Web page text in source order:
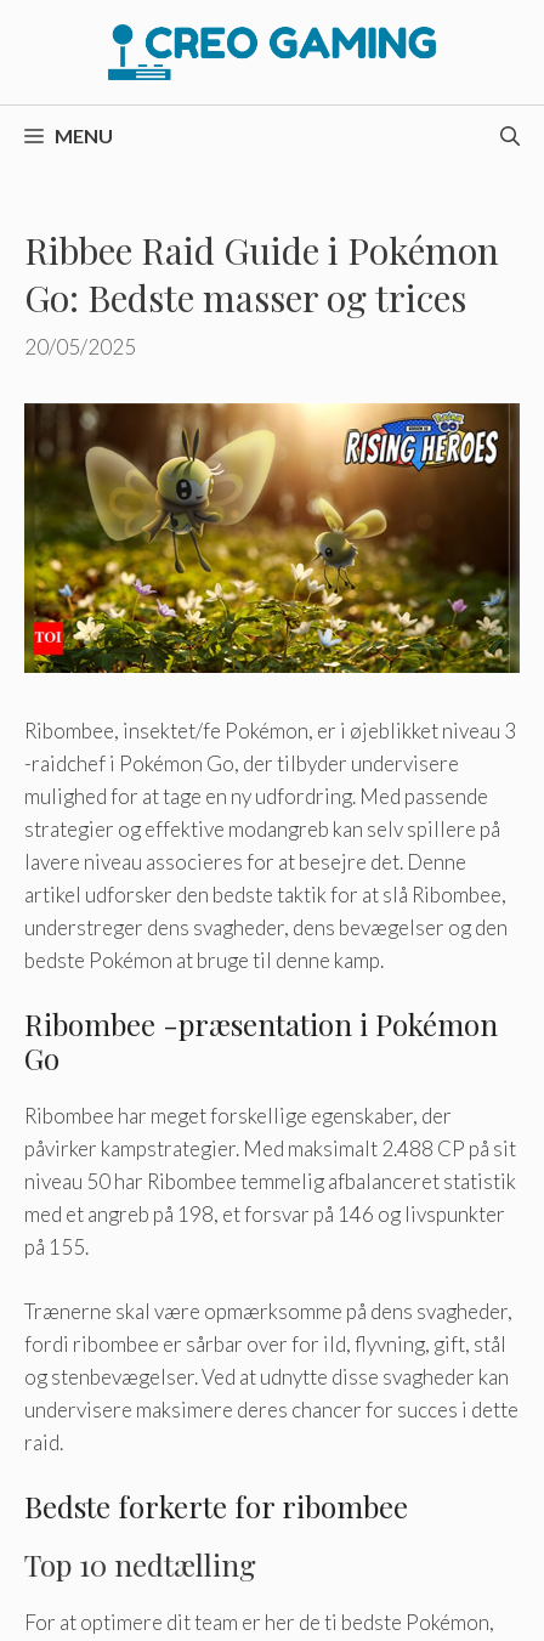
MENU
Ribbee Raid Guide i Pokémon
Go: Bedste masser og trices
20/05/2025
Ribombee, insektet/fe Pokémon, er i øjeblikket niveau 3
-raidchef i Pokémon Go, der tilbyder undervisere
mulighed for at tage en ny udfordring. Med passende
strategier og effektive modangreb kan selv spillere på
lavere niveau associeres for at besejre det. Denne
artikel udforsker den bedste taktik for at slå Ribombee,
understreger dens svagheder, dens bevægelser og den
bedste Pokémon at bruge til denne kamp.
Ribombee -præsentation i Pokémon
Go
Ribombee har meget forskellige egenskaber, der
påvirker kampstrategier. Med maksimalt 2.488 CP på sit
niveau 50 har Ribombee temmelig afbalanceret statistik
med et angreb på 198, et forsvar på 146 og livspunkter
på 155.
Trænerne skal være opmærksomme på dens svagheder,
fordi ribombee er sårbar over for ild, flyvning, gift, stål
og stenbevægelser. Ved at udnytte disse svagheder kan
undervisere maksimere deres chancer for succes i dette
raid.
Bedste forkerte for ribombee
Top 10 nedtælling
For at optimere dit team er her de ti bedste Pokémon,